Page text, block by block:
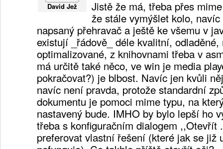
David Jež
Jistě že má, třeba přes
že stále vymýšlet kolo,
napsaný přehravač a ještě ke všemu v
existují _řádově_ déle kvalitní, odladěné,
optimalizované, z knihovnami třeba v
má určitě také něco, ve win je media
pokračovat?) je blbost. Navíc jen kvůli
navíc není pravda, protože standardní
dokumentu je pomoci mime typu, na
nastavený bude. IMHO by bylo lepší ho
třeba s konfiguračním dialogem ,,Otevřít
preferovat vlastní řešení (které jak se již